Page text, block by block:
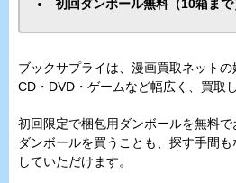
初回ダンボール無料（10箱まで
ブックサプライは、漫画買取ネットの
CD・DVD・ゲームなど幅広く、買取
初回限定で梱包用ダンボールを無料で
ダンボールを買うことも、探す手間
していただけます。